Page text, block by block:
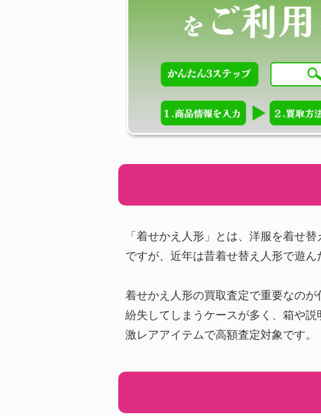
「着せかえ人形」とは、洋服を着せ
ですが、近年は昔着せ替え人形で遊
着せかえ人形の買取査定で重要なの
紛失してしまうケースが多く、箱や
激レアアイテムで高額査定対象です。